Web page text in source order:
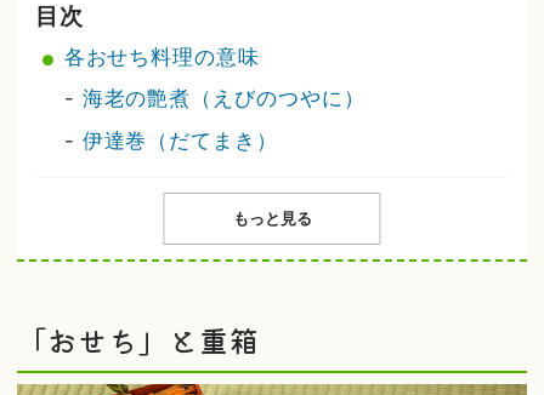
目次
各おせち料理の意味
- 海老の艶煮（えびのつやに）
- 伊達巻（だてまき）
もっと見る
「おせち」と重箱